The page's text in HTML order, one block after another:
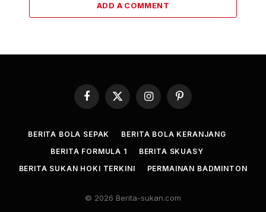
ADD A COMMENT
Facebook
X
InstagramPinterest
BERITA BOLA SEPAK
BERITA BOLA KERANJANG
BERITA FORMULA 1
BERITA SKUASY
BERITA SUKAN HOKI TERKINI
PERMAINAN BADMINTON
© 2026 Berita-sukan.com